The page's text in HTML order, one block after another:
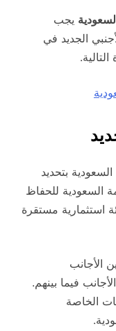
يجب
الجديد في
بتحديد
السعودية للحفاظ
استثمارية مستقرة
الأجانب
فيما بينهم.
الخاصة